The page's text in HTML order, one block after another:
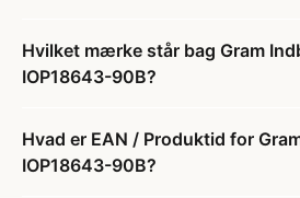
Hvilket mærke står bag Gram
IOP18643-90B?
Hvad er EAN / Produktid for
IOP18643-90B?